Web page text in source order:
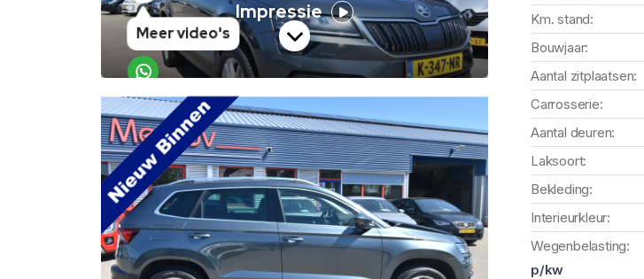
Km. stand:
Bouwjaar:
Aantal zitplaatsen:
Carrosserie:
Aantal deuren:
Laksoort:
Bekleding:
Interieurkleur:
Wegenbelasting:
p/kw